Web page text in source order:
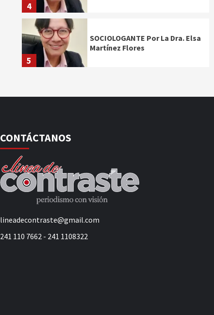
4
5
SOCIOLOGANTE Por La Dra. Elsa
Martínez Flores
CONTÁCTANOS
lineadecontraste@gmail.com
241 110 7662 - 241 1108322